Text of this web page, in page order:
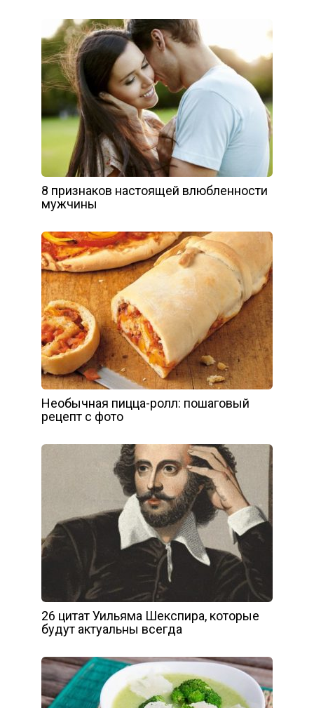
8 признаков настоящей влюбленности
мужчины
Необычная пицца-ролл: пошаговый
рецепт с фото
26 цитат Уильяма Шекспира, которые
будут актуальны всегда